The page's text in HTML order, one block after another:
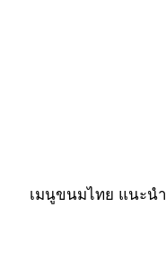
เมนูขนมไทย แนะนำ